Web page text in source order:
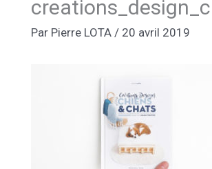
Par Pierre LOTA / 20 avril 2019